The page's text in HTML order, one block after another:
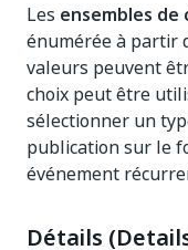
Les ensembles de
énumérée à partir
valeurs peuvent
choix peut être
sélectionner un
publication sur le
événement
Détails